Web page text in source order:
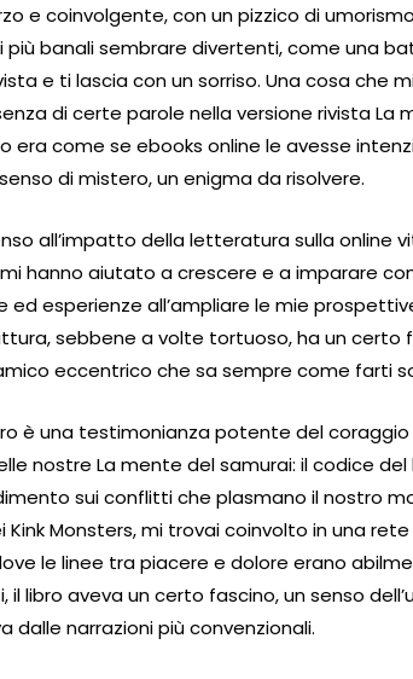
e coinvolgente, con un pizzico di
più banali sembrare divertenti, come una
e ti lascia con un sorriso. Una cosa che
di certe parole nella versione rivista La
era come se ebooks online le avesse
di mistero, un enigma da risolvere.
all’impatto della letteratura sulla online
mi hanno aiutato a crescere e a imparare
ed esperienze all’ampliare le mie
sebbene a volte tortuoso, ha un certo
eccentrico che sa sempre come farti
è una testimonianza potente del
nostre La mente del samurai: il codice
sui conflitti che plasmano il nostro
Kink Monsters, mi trovai coinvolto in una
le linee tra piacere e dolore erano
il libro aveva un certo fascino, un senso
dalle narrazioni più convenzionali.